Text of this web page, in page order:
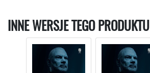
INNE WERSJE TEGO PRODUKTU